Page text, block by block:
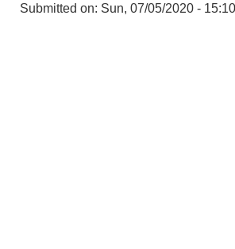
Submitted on: Sun, 07/05/2020 - 15:10